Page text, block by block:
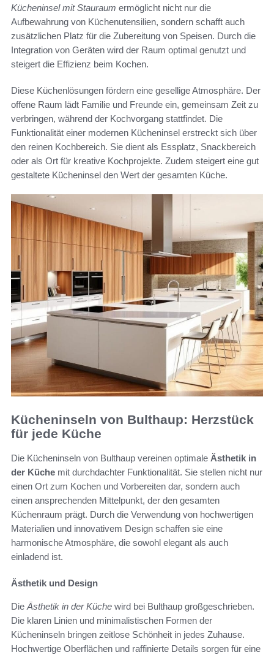
Kücheninsel mit Stauraum ermöglicht nicht nur die
Aufbewahrung von Küchenutensilien, sondern schafft auch
zusätzlichen Platz für die Zubereitung von Speisen. Durch die
Integration von Geräten wird der Raum optimal genutzt und
steigert die Effizienz beim Kochen.
Diese Küchenlösungen fördern eine gesellige Atmosphäre. Der
offene Raum lädt Familie und Freunde ein, gemeinsam Zeit zu
verbringen, während der Kochvorgang stattfindet. Die
Funktionalität einer modernen Kücheninsel erstreckt sich über
den reinen Kochbereich. Sie dient als Essplatz, Snackbereich
oder als Ort für kreative Kochprojekte. Zudem steigert eine gut
gestaltete Kücheninsel den Wert der gesamten Küche.
Kücheninseln von Bulthaup: Herzstück
für jede Küche
Die Kücheninseln von Bulthaup vereinen optimale Ästhetik in
der Küche mit durchdachter Funktionalität. Sie stellen nicht nur
einen Ort zum Kochen und Vorbereiten dar, sondern auch
einen ansprechenden Mittelpunkt, der den gesamten
Küchenraum prägt. Durch die Verwendung von hochwertigen
Materialien und innovativem Design schaffen sie eine
harmonische Atmosphäre, die sowohl elegant als auch
einladend ist.
Ästhetik und Design
Die Ästhetik in der Küche wird bei Bulthaup großgeschrieben.
Die klaren Linien und minimalistischen Formen der
Kücheninseln bringen zeitlose Schönheit in jedes Zuhause.
Hochwertige Oberflächen und raffinierte Details sorgen für eine